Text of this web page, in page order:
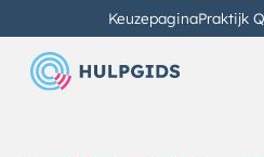
KeuzepaginaPraktijk